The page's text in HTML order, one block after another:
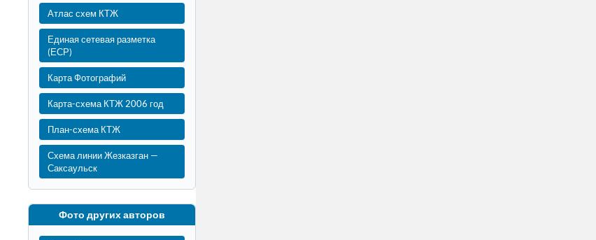
Атлас схем КТЖ
Единая сетевая разметка
(ЕСР)
Карта Фотографий
Карта-схема КТЖ 2006 год
План-схема КТЖ
Схема линии Жезказган —
Саксаульск
Фото других авторов